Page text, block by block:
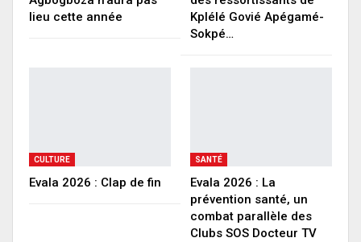
lieu cette année
Kplélé Govié Apégamé-
Sokpé…
CULTURE
Evala 2026 : Clap de fin
SANTÉ
Evala 2026 : La
prévention santé, un
combat parallèle des
Clubs SOS Docteur TV